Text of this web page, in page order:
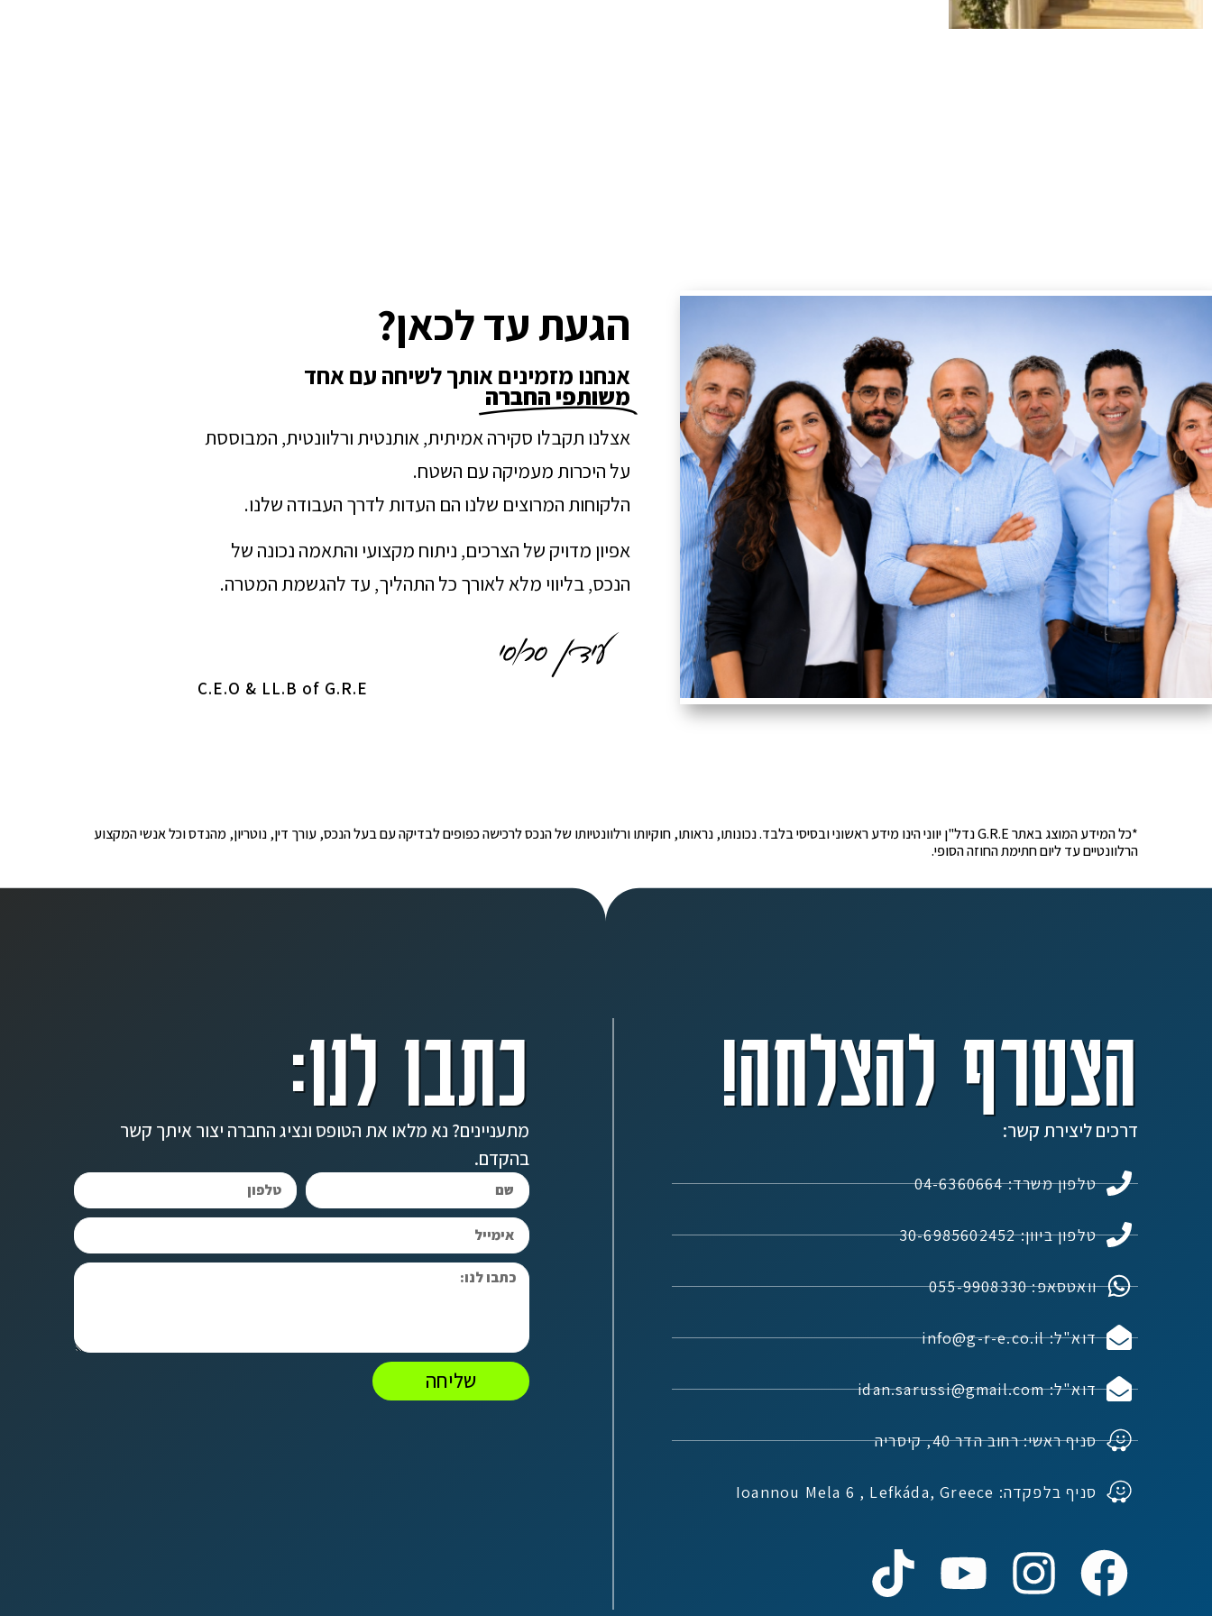
הגעת עד לכאן?
אנחנו מזמינים אותך לשיחה עם אחד
משותפי החברה
אצלנו תקבלו סקירה אמיתית, אותנטית ורלוונטית, המבוססת
על היכרות מעמיקה עם השטח.
הלקוחות המרוצים שלנו הם העדות לדרך העבודה שלנו.
אפיון מדויק של הצרכים, ניתוח מקצועי והתאמה נכונה של
הנכס, בליווי מלא לאורך כל התהליך, עד להגשמת המטרה.
C.E.O & LL.B of G.R.E
*כל המידע המוצג באתר G.R.E נדל"ן יווני הינו מידע ראשוני ובסיסי בלבד. נכונותו, נראותו, חוקיותו ורלוונטיותו של הנכס לרכישה כפופים לבדיקה עם בעל הנכס, עורך דין, נוטריון, מהנדס וכל אנשי המקצוע
הרלוונטיים עד ליום חתימת החוזה הסופי.
הצטרף להצלחה!
דרכים ליצירת קשר:
טלפון משרד: 04-6360664
טלפון ביוון: 30-6985602452
וואטסאפ: 055-9908330
דוא"ל: info@g-r-e.co.il
דוא"ל: idan.sarussi@gmail.com
סניף ראשי: רחוב הדר 40, קיסריה
סניף בלפקדה: Ioannou Mela 6 , Lefkáda, Greece
כתבו לנו:
מתעניינים? נא מלאו את הטופס ונציג החברה יצור איתך קשר
בהקדם.
שליחה